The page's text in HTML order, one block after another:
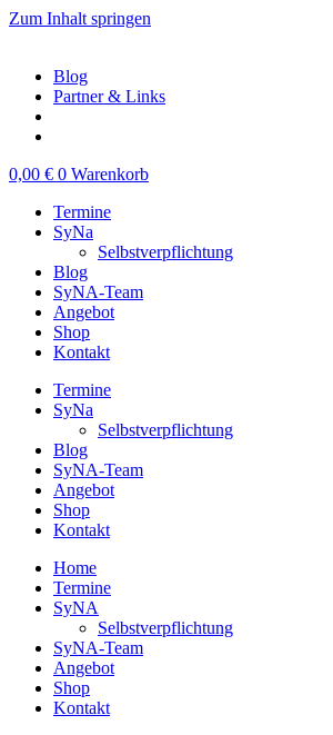
Zum Inhalt springen
Blog
Partner & Links
0,00 € 0 Warenkorb
Termine
SyNa
Selbstverpflichtung
Blog
SyNA-Team
Angebot
Shop
Kontakt
Termine
SyNa
Selbstverpflichtung
Blog
SyNA-Team
Angebot
Shop
Kontakt
Home
Termine
SyNA
Selbstverpflichtung
SyNA-Team
Angebot
Shop
Kontakt